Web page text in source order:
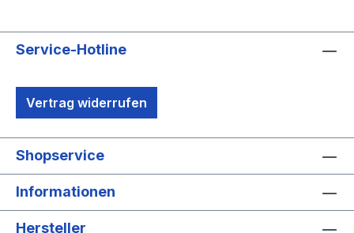
Service-Hotline
Vertrag widerrufen
Shopservice
Informationen
Hersteller